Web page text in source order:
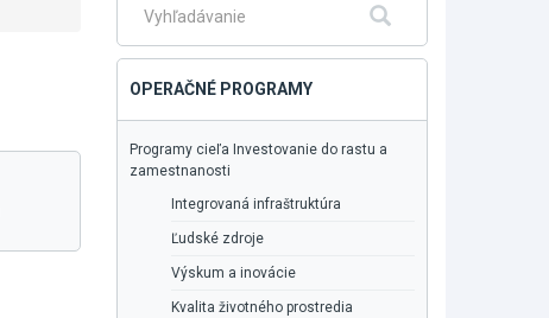
Fulltextové
OPERAČNÉ PROGRAMY
Programy cieľa Investovanie do rastu a
zamestnanosti
Integrovaná infraštruktúra
Ľudské zdroje
Výskum a inovácie
Kvalita životného prostredia